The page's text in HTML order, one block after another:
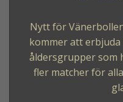
Nytt för
kommer att erbjuda
åldersgrupper som
fler matcher för